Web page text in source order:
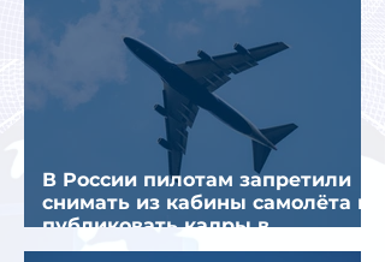
В России пилотам запретили
снимать из кабины самолёта и
публиковать кадры в
интернете